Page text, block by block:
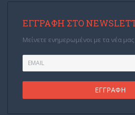
ΕΓΓΡΑΦΉ ΣΤΟ
Μείνετε ενημερωμένοι με τα νέα μας